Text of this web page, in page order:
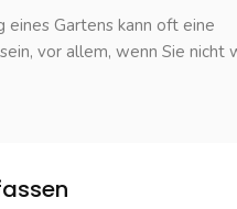
eines Gartens kann oft eine
vor allem, wenn Sie nicht